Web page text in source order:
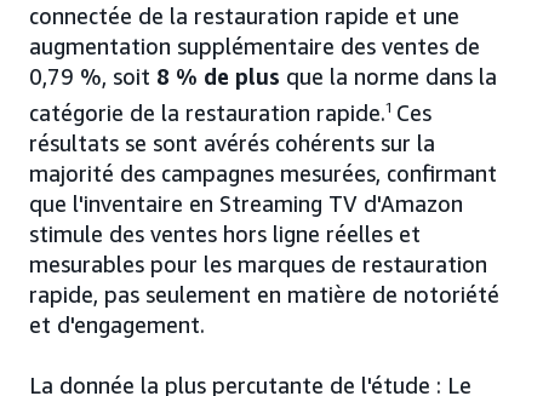
connectée de la restauration rapide et une
augmentation supplémentaire des ventes de
0,79 %, soit 8 % de plus que la norme dans la
catégorie de la restauration rapide.1 Ces
résultats se sont avérés cohérents sur la
majorité des campagnes mesurées, confirmant
que l'inventaire en Streaming TV d'Amazon
stimule des ventes hors ligne réelles et
mesurables pour les marques de restauration
rapide, pas seulement en matière de notoriété
et d'engagement.
La donnée la plus percutante de l'étude : Le